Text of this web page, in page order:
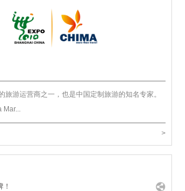
旅游运营商之一，也是中国定制旅游的知名专家。
>